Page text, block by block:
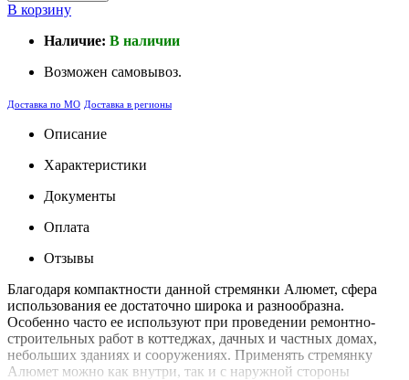
В корзину
Наличие: В наличии
Возможен самовывоз.
Доставка по МО Доставка в регионы
Описание
Характеристики
Документы
Оплата
Отзывы
Благодаря компактности данной стремянки Алюмет, сфера
использования ее достаточно широка и разнообразна.
Особенно часто ее используют при проведении ремонтно-
строительных работ в коттеджах, дачных и частных домах,
небольших зданиях и сооружениях. Применять стремянку
Алюмет можно как внутри, так и с наружной стороны